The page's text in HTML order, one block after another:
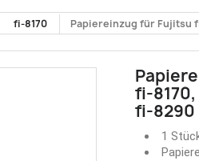
fi-8170 Papiereinzug für Fujitsu
fi-
fi-8290
1